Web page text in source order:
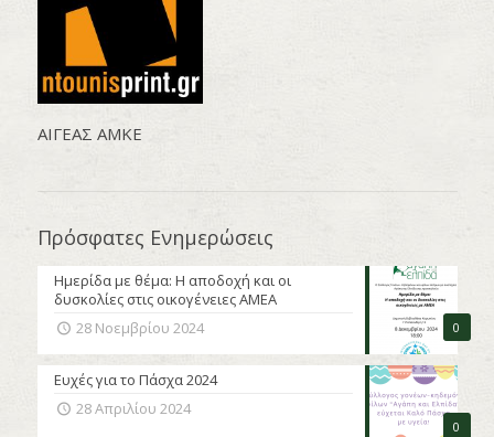
AΙΓΕΑΣ ΑΜΚΕ
Πρόσφατες Ενημερώσεις
0
Ημερίδα με θέμα: Η αποδοχή και οι
δυσκολίες στις οικογένειες ΑΜΕΑ
28 Νοεμβρίου 2024
0
Ευχές για το Πάσχα 2024
28 Απριλίου 2024